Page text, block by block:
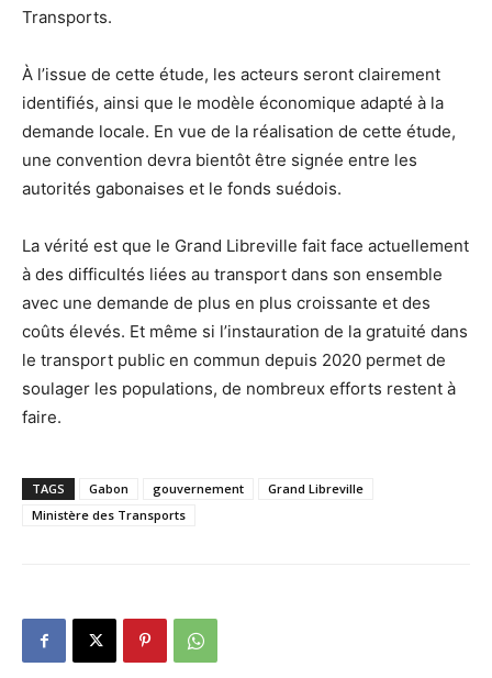
Transports.
À l’issue de cette étude, les acteurs seront clairement
identifiés, ainsi que le modèle économique adapté à la
demande locale. En vue de la réalisation de cette étude,
une convention devra bientôt être signée entre les
autorités gabonaises et le fonds suédois.
La vérité est que le Grand Libreville fait face actuellement
à des difficultés liées au transport dans son ensemble
avec une demande de plus en plus croissante et des
coûts élevés. Et même si l’instauration de la gratuité dans
le transport public en commun depuis 2020 permet de
soulager les populations, de nombreux efforts restent à
faire.
TAGS Gabon gouvernement
Grand Libreville
Ministère des Transports